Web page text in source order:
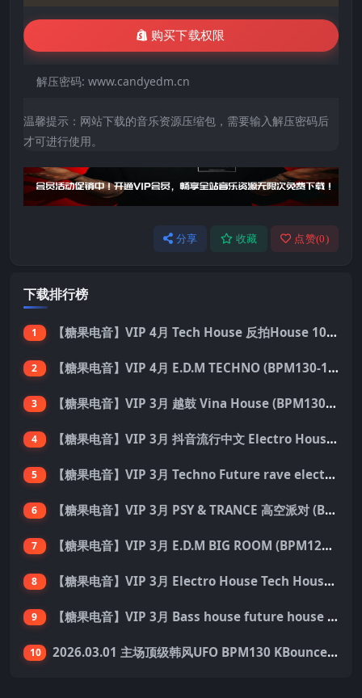
购买下载权限
解压密码: www.candyedm.cn
温馨提示：网站下载的音乐资源压缩包，需要输入解压密码后
才可进行使用。
分享 收藏 点赞(0)
下载排行榜
1 【糖果电音】VIP 4月 Tech House 反拍House 100首 Pack
2 【糖果电音】VIP 4月 E.D.M TECHNO (BPM130-150) 国内外优秀制作人ID 137首 Pack
3 【糖果电音】VIP 3月 越鼓 Vina House (BPM130-140) 33首 Pack
4 【糖果电音】VIP 3月 抖音流行中文 Electro House 227首 Pack
5 【糖果电音】VIP 3月 Techno Future rave electro hard dance 136首 Pack
6 【糖果电音】VIP 3月 PSY & TRANCE 高空派对 (BPM138-150) 55首 Pack
7 【糖果电音】VIP 3月 E.D.M BIG ROOM (BPM128-140) 外网资源 149首 Pack
8 【糖果电音】VIP 3月 Electro House Tech House 200首 Pack
9 【糖果电音】VIP 3月 Bass house future house Tech house 155首 Pack
10 2026.03.01 主场顶级韩风UFO BPM130 KBounce&Techno&House心动派对思路（附点位图）